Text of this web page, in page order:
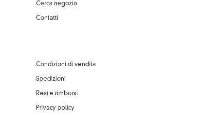
Cerca negozio
Contatti
Condizioni di vendita
Spedizioni
Resi e rimborsi
Privacy policy